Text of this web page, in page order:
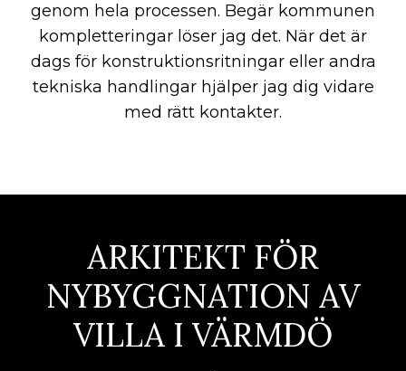
genom hela processen. Begär kommunen
kompletteringar löser jag det. När det är
dags för konstruktionsritningar eller andra
tekniska handlingar hjälper jag dig vidare
med rätt kontakter.
ARKITEKT FÖR
NYBYGGNATION AV
VILLA I VÄRMDÖ